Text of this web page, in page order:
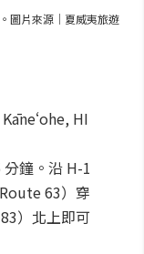
圖片來源｜夏威夷旅遊
HI
鐘。沿 H-1
63）穿
）北上即可